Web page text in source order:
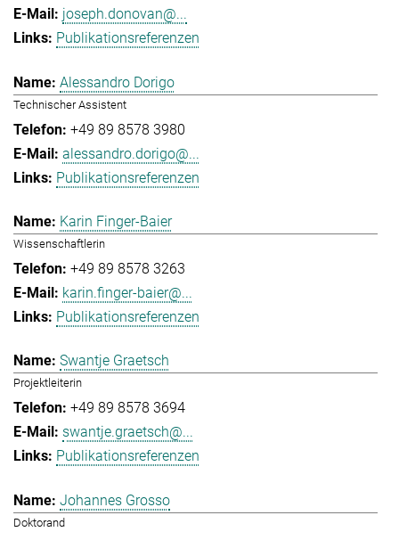
joseph.donovan@...
Publikationsreferenzen
Alessandro Dorigo
Technischer Assistent
+49 89 8578 3980
alessandro.dorigo@...
Publikationsreferenzen
Karin Finger-Baier
Wissenschaftlerin
+49 89 8578 3263
karin.finger-baier@...
Publikationsreferenzen
Swantje Graetsch
Projektleiterin
+49 89 8578 3694
swantje.graetsch@...
Publikationsreferenzen
Johannes Grosso
Doktorand